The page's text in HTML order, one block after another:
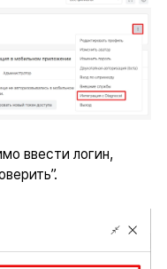
ввести логин,